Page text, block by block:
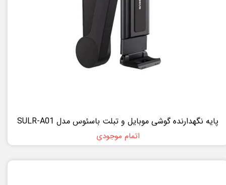
پایه نگهدارنده گوشی موبایل و تبلت باسئوس مدل SULR-A01
اتمام موجودی